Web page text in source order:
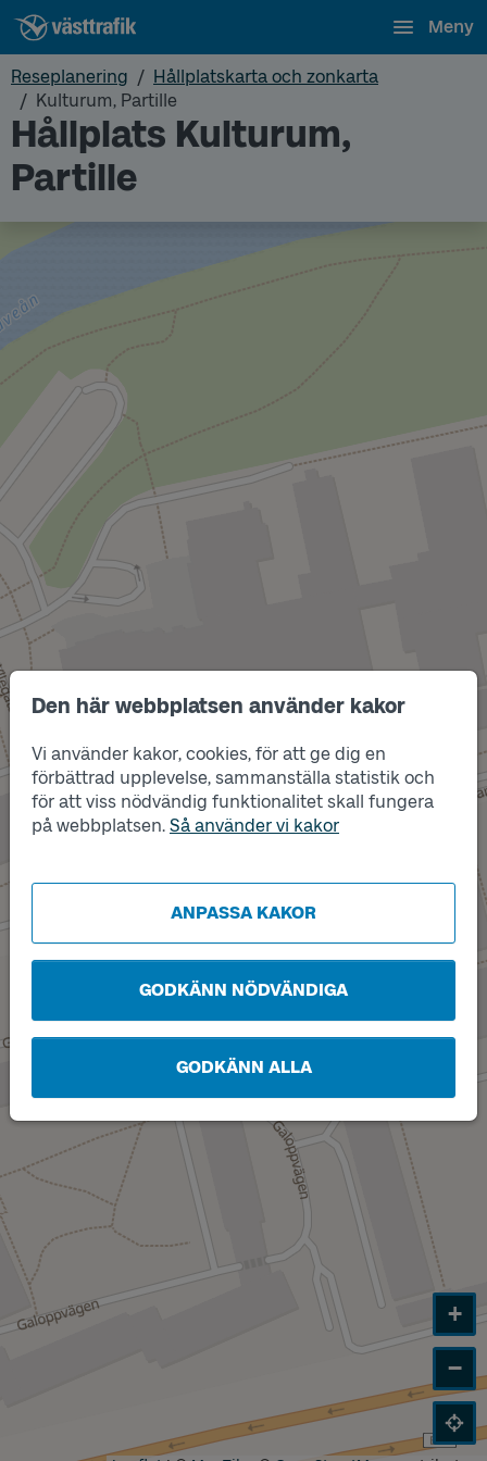
Den här webbplatsen använder kakor
Vi använder kakor, cookies, för att ge dig en
förbättrad upplevelse, sammanställa statistik och
för att viss nödvändig funktionalitet skall fungera
på webbplatsen. Så använder vi kakor
ANPASSA KAKOR
GODKÄNN NÖDVÄNDIGA
GODKÄNN ALLA
Meny
Reseplanering
Hållplatskarta och zonkarta
Kulturum, Partille
Hållplats Kulturum,
Partille
Läge
A
Läge
B
+
−